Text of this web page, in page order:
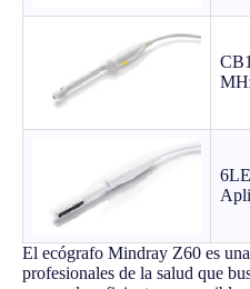
El ecógrafo Mindray Z60 es
profesionales de la salud que